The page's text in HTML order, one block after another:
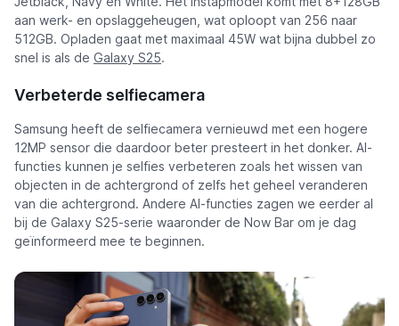
aan werk- en opslaggeheugen, wat oploopt van 256 naar
512GB. Opladen gaat met maximaal 45W wat bijna dubbel zo
snel is als de Galaxy S25.
Verbeterde selfiecamera
Samsung heeft de selfiecamera vernieuwd met een hogere
12MP sensor die daardoor beter presteert in het donker. AI-
functies kunnen je selfies verbeteren zoals het wissen van
objecten in de achtergrond of zelfs het geheel veranderen
van die achtergrond. Andere AI-functies zagen we eerder al
bij de Galaxy S25-serie waaronder de Now Bar om je dag
geïnformeerd mee te beginnen.